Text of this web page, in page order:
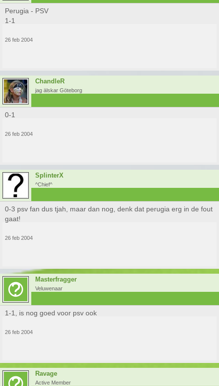
Perugia - PSV
1-1
26 feb 2004
ChandleR
jag älskar Göteborg
0-1
26 feb 2004
SplinterX
^Chief^
0-3 psv fan dus tjah, maar dan nog, denk dat perugia erg in de fout
gaat!
26 feb 2004
Masterfragger
Veluwenaar
1-1, is nog goed voor psv ook
26 feb 2004
Ravage
Active Member